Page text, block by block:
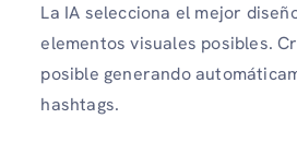
La IA selecciona el mejor
elementos visuales posibles.
posible generando
hashtags.